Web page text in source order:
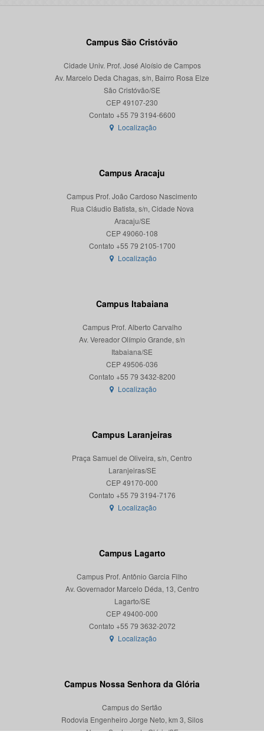
Campus São Cristóvão
Cidade Univ. Prof. José Aloísio de Campos
Av. Marcelo Deda Chagas, s/n, Bairro Rosa Elze
São Cristóvão/SE
CEP 49107-230
Localização
Campus Aracaju
Campus Prof. João Cardoso Nascimento
Rua Cláudio Batista, s/n, Cidade Nova
Aracaju/SE
CEP 49060-108
Localização
Campus Itabaiana
Campus Prof. Alberto Carvalho
Av. Vereador Olímpio Grande, s/n
Itabaiana/SE
CEP 49506-036
Localização
Campus Laranjeiras
Praça Samuel de Oliveira, s/n, Centro
Laranjeiras/SE
CEP 49170-000
Localização
Campus Lagarto
Campus Prof. Antônio Garcia Filho
Av. Governador Marcelo Déda, 13, Centro
Lagarto/SE
CEP 49400-000
Localização
Campus Nossa Senhora da Glória
Campus do Sertão
Rodovia Engenheiro Jorge Neto, km 3, Silos
Nossa Senhora da Glória/SE